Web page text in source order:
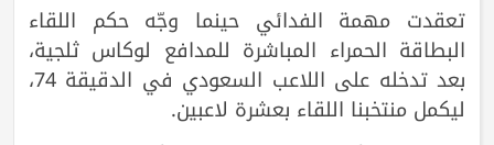
تعقدت مهمة الفدائي حينما وجّه حكم اللقاء
البطاقة الحمراء المباشرة للمدافع لوكاس ثلجية،
بعد تدخله على اللاعب السعودي في الدقيقة 74،
ليكمل منتخبنا اللقاء بعشرة لاعبين.